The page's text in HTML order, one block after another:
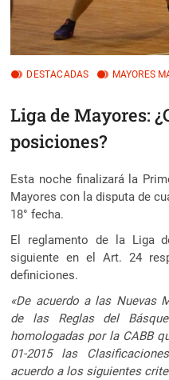
DESTACADAS MAYORES
Liga de Mayores:
posiciones?
Esta noche finalizará la
Mayores con la disputa de
18° fecha.
El reglamento de la Liga
siguiente en el Art. 24
definiciones.
«De acuerdo a las Nuevas
de las Reglas del
homologadas por la CABB
01-2015 las
acuerdo a los siguientes